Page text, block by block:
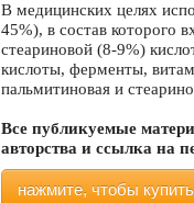
В медицинских целях
45%), в состав которого
стеариновой (8-9%)
кислоты, ферменты,
пальмитиновая и
Все публикуемые
авторства и ссылка на
нажмите, чтобы купить